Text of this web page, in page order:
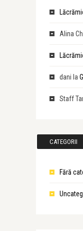
Alina
dani la
Staff
CATEGORII
Fără